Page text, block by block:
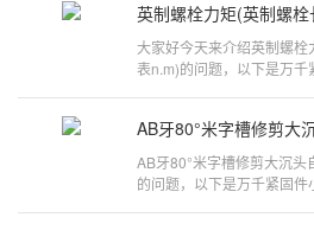
英制螺栓力矩(英制螺栓
大家好今天来介绍英制螺栓
表n.m)的问题，以下是万
AB牙80°米字槽修剪大沉头
的问题，以下是万千紧固